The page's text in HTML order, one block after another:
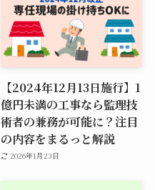
【2024年12月13日施行】1
億円未満の工事なら監理技
術者の兼務が可能に？注目
の内容をまるっと解説
2026年1月23日